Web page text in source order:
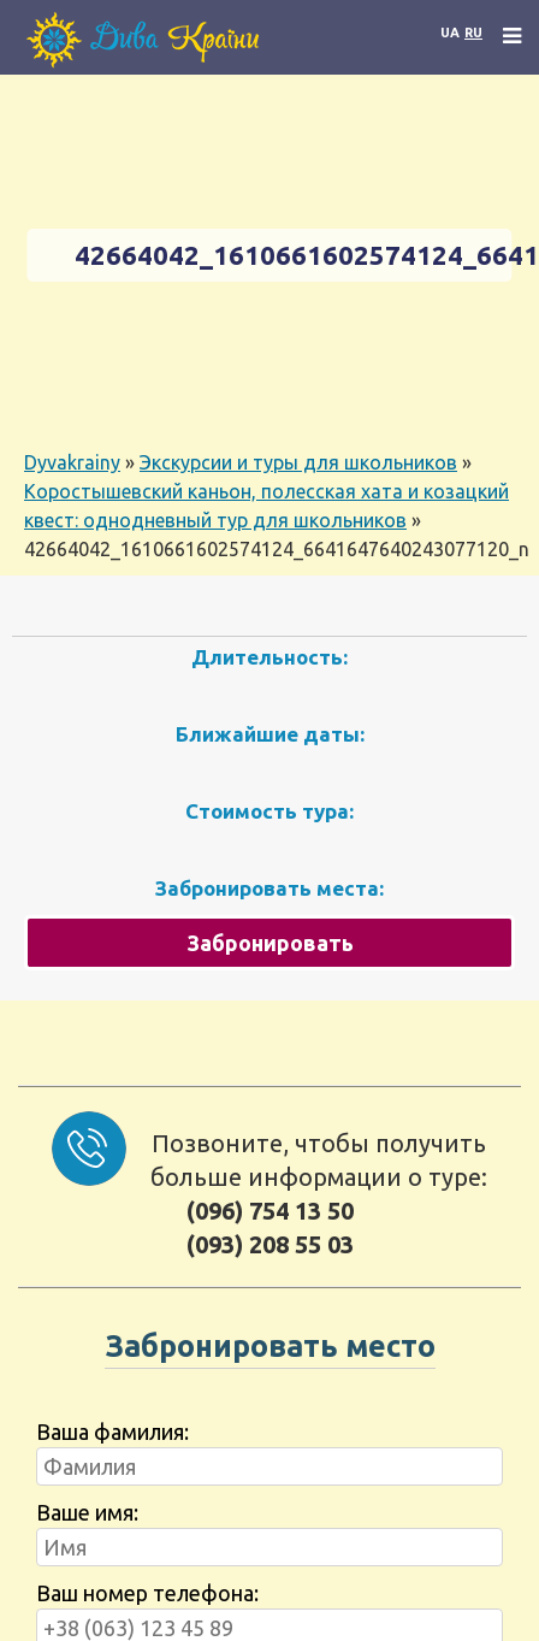
UA RU
Dyvakrainy » Экскурсии и туры для школьников »
Коростышевский каньон, полесская хата и козацкий
квест: однодневный тур для школьников »
42664042_1610661602574124_6641647640243077120_n
Длительность:
Ближайшие даты:
Стоимость тура:
Забронировать места:
Забронировать
Позвоните, чтобы получить
больше информации о туре:
(096) 754 13 50
(093) 208 55 03
Забронировать место
Ваша фамилия:
Ваше имя:
Ваш номер телефона: